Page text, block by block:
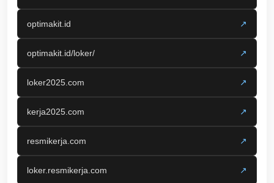
optimakit.id ↗
optimakit.id/loker/ ↗
loker2025.com ↗
kerja2025.com ↗
resmikerja.com ↗
loker.resmikerja.com ↗